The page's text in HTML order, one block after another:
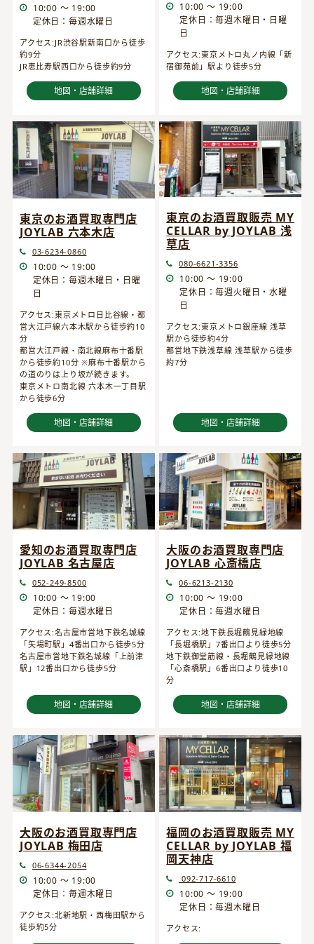
10:00 ～ 19:00
定休日：毎週水曜日
アクセス:JR渋谷駅新南口から徒歩
約9分
JR恵比寿駅西口から徒歩約9分
地図・店舗詳細
10:00 ～ 19:00
定休日：毎週木曜日・日曜
日
アクセス:東京メトロ丸ノ内線「新
宿御苑前」駅より徒歩5分
地図・店舗詳細
東京のお酒買取専門店
JOYLAB 六本木店
03-6234-0860
10:00 ～ 19:00
定休日：毎週木曜日・日曜
日
アクセス:東京メトロ日比谷線・都
営大江戸線六本木駅から徒歩約10
分
都営大江戸線・南北線麻布十番駅
から徒歩約10分 ※麻布十番駅から
の道のりは上り坂が続きます。
東京メトロ南北線 六本木一丁目駅
から徒歩6分
地図・店舗詳細
東京のお酒買取販売 MY
CELLAR by JOYLAB 浅
草店
080-6621-3356
10:00 ～ 19:00
定休日：毎週火曜日・水曜
日
アクセス:東京メトロ銀座線 浅草
駅から徒歩約4分
都営地下鉄浅草線 浅草駅から徒歩
約7分
地図・店舗詳細
愛知のお酒買取専門店
JOYLAB 名古屋店
052-249-8500
10:00 ～ 19:00
定休日：毎週水曜日
アクセス:名古屋市営地下鉄名城線
「矢場町駅」4番出口から徒歩5分
名古屋市営地下鉄名城線「上前津
駅」12番出口から徒歩5分
地図・店舗詳細
大阪のお酒買取専門店
JOYLAB 心斎橋店
06-6213-2130
10:00 ～ 19:00
定休日：毎週水曜日
アクセス:地下鉄長堀鶴見緑地線
「長堀橋駅」7番出口より徒歩5分
地下鉄御堂筋線・長堀鶴見緑地線
「心斎橋駅」6番出口より徒歩10
分
地図・店舗詳細
大阪のお酒買取専門店
JOYLAB 梅田店
06-6344-2054
10:00 ～ 19:00
定休日：毎週木曜日
アクセス:北新地駅・西梅田駅から
徒歩約5分
福岡のお酒買取販売 MY
CELLAR by JOYLAB 福
岡天神店
092-717-6610
10:00 ～ 19:00
定休日：毎週木曜日
アクセス: